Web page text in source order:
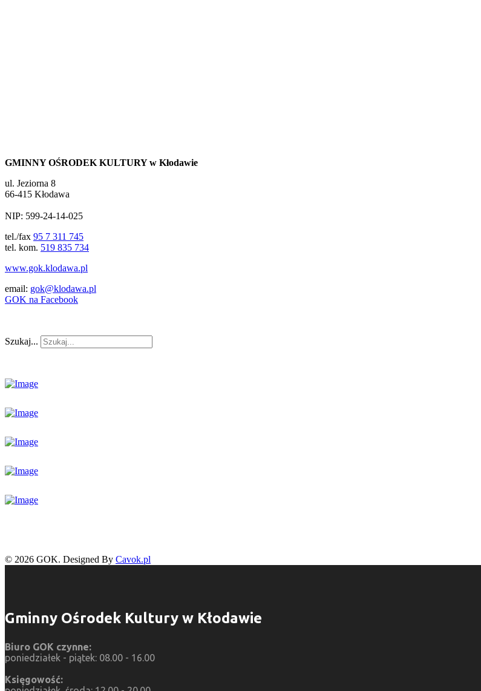
GMINNY OŚRODEK KULTURY w Kłodawie
ul. Jeziorna 8
66-415 Kłodawa
NIP: 599-24-14-025
tel./fax 95 7 311 745
tel. kom. 519 835 734
www.gok.klodawa.pl
email: gok@klodawa.pl
GOK na Facebook
Szukaj...
© 2026 GOK. Designed By Cavok.pl
Gminny Ośrodek Kultury w Kłodawie
Biuro GOK czynne:
poniedziałek - piątek: 08.00 - 16.00
Księgowość: